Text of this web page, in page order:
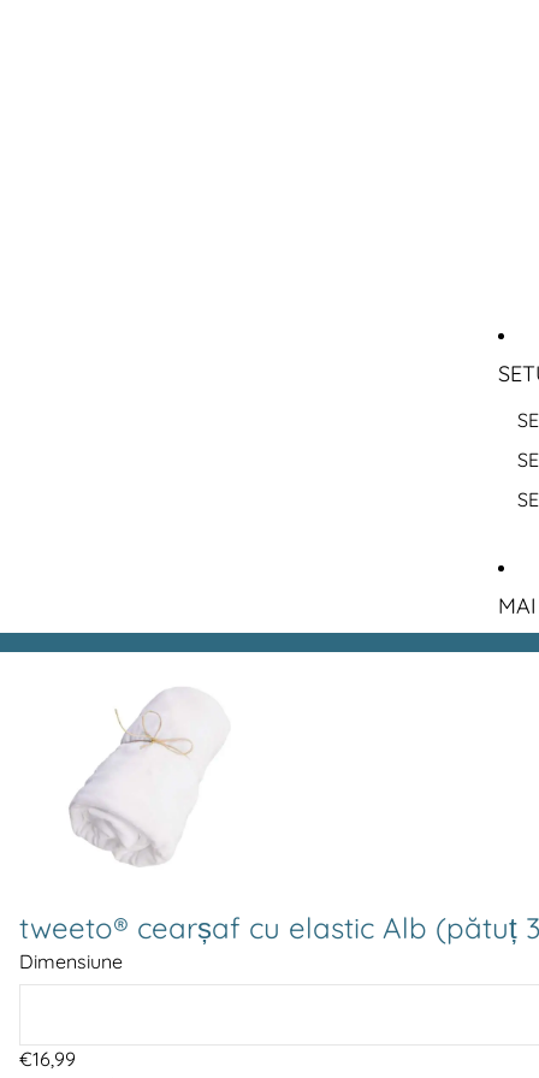
tweeto® cearșaf cu elastic Alb (pătuț
Dimensiune
€16,99